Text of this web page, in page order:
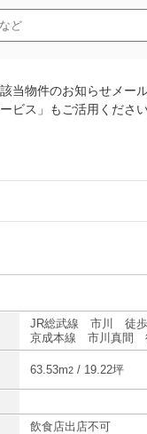
当物件のお知らせメー
ビス」もご活用ください
店舗・テナント一覧
JR総武線 市川 徒歩6
京成本線 市川真間
63.53m2 / 19.22坪
飲食店出店不可